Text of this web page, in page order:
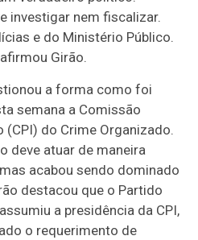
investigar nem fiscalizar.
e do Ministério Público.
Girão.
a forma como foi
semana a Comissão
(CPI) do Crime Organizado.
deve atuar de maneira
acabou sendo dominado
destacou que o Partido
a presidência da CPI,
o requerimento de